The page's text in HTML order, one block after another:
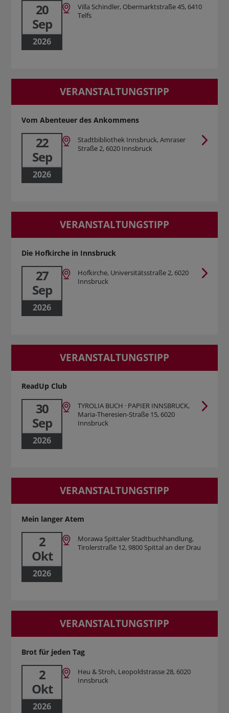
20
Sep
2026
Villa Schindler, Obermarktstraße 45, 6410
Telfs
VERANSTALTUNGSTIPP
Vom Abenteuer des Ankommens
22
Sep
2026
Stadtbibliothek Innsbruck, Amraser
Straße 2, 6020 Innsbruck
VERANSTALTUNGSTIPP
Die Hofkirche in Innsbruck
27
Sep
2026
Hofkirche, Universitätsstraße 2, 6020
Innsbruck
VERANSTALTUNGSTIPP
ReadUp Club
30
Sep
2026
TYROLIA BUCH · PAPIER INNSBRUCK,
Maria-Theresien-Straße 15, 6020
Innsbruck
VERANSTALTUNGSTIPP
Mein langer Atem
2
Okt
2026
Morawa Spittaler Stadtbuchhandlung,
Tirolerstraße 12, 9800 Spittal an der Drau
VERANSTALTUNGSTIPP
Brot für jeden Tag
2
Okt
2026
Heu & Stroh, Leopoldstrasse 28, 6020
Innsbruck